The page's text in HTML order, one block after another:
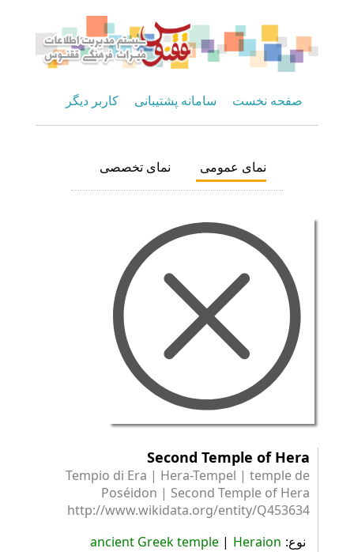
صفحه نخست سامانه پشتیبانی کاربر دیگر
نمای عمومی نمای تخصصی
Second Temple of Hera
Tempio di Era | Hera-Tempel | temple de
Poséidon | Second Temple of Hera
http://www.wikidata.org/entity/Q453634
نوع Heraion
ancient Greek temple